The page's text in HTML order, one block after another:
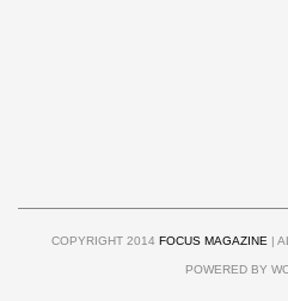
COPYRIGHT 2014 FOCUS MAGAZINE |
POWERED BY